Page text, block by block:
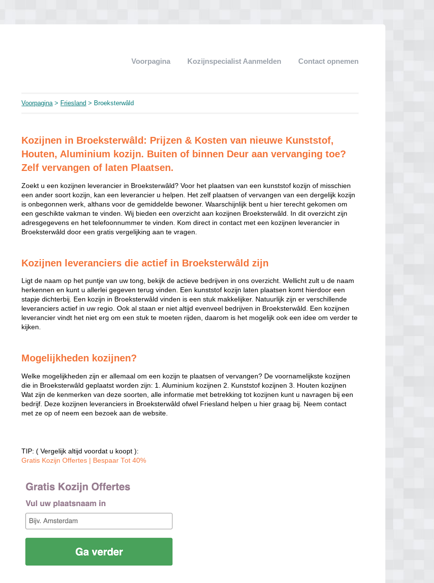
Voorpagina Kozijnspecialist Aanmelden Contact opnemen
Voorpagina> Friesland > Broeksterwâld
Kozijnen in Broeksterwâld: Prijzen & Kosten van nieuwe Kunststof,
Houten, Aluminium kozijn. Buiten of binnen Deur aan vervanging toe?
Zelf vervangen of laten Plaatsen.
Zoekt u een kozijnen leverancier in Broeksterwâld? Voor het plaatsen van een kunststof kozijn of misschien
een ander soort kozijn, kan een leverancier u helpen. Het zelf plaatsen of vervangen van een dergelijk kozijn
is onbegonnen werk, althans voor de gemiddelde bewoner. Waarschijnlijk bent u hier terecht gekomen om
een geschikte vakman te vinden. Wij bieden een overzicht aan kozijnen Broeksterwâld. In dit overzicht zijn
adresgegevens en het telefoonnummer te vinden. Kom direct in contact met een kozijnen leverancier in
Broeksterwâld door een gratis vergelijking aan te vragen.
Kozijnen leveranciers die actief in Broeksterwâld zijn
Ligt de naam op het puntje van uw tong, bekijk de actieve bedrijven in ons overzicht. Wellicht zult u de naam
herkennen en kunt u allerlei gegeven terug vinden. Een kunststof kozijn laten plaatsen komt hierdoor een
stapje dichterbij. Een kozijn in Broeksterwâld vinden is een stuk makkelijker. Natuurlijk zijn er verschillende
leveranciers actief in uw regio. Ook al staan er niet altijd evenveel bedrijven in Broeksterwâld. Een kozijnen
leverancier vindt het niet erg om een stuk te moeten rijden, daarom is het mogelijk ook een idee om verder te
kijken.
Mogelijkheden kozijnen?
Welke mogelijkheden zijn er allemaal om een kozijn te plaatsen of vervangen? De voornamelijkste kozijnen
die in Broeksterwâld geplaatst worden zijn: 1. Aluminium kozijnen 2. Kunststof kozijnen 3. Houten kozijnen
Wat zijn de kenmerken van deze soorten, alle informatie met betrekking tot kozijnen kunt u navragen bij een
bedrijf. Deze kozijnen leveranciers in Broeksterwâld ofwel Friesland helpen u hier graag bij. Neem contact
met ze op of neem een bezoek aan de website.
TIP: ( Vergelijk altijd voordat u koopt ):
Gratis Kozijn Offertes | Bespaar Tot 40%‎